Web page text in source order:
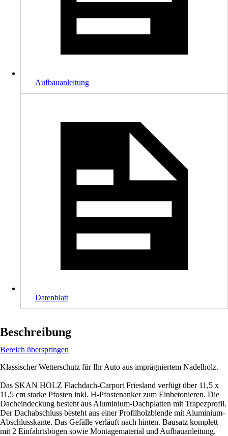
Aufbauanleitung
Datenblatt
Beschreibung
Bereich überspringen
Klassischer Wetterschutz für Ihr Auto aus imprägniertem Nadelholz.
Das SKAN HOLZ Flachdach-Carport Friesland verfügt über 11,5 x
11,5 cm starke Pfosten inkl. H-Pfostenanker zum Einbetonieren. Die
Dacheindeckung besteht aus Aluminium-Dachplatten mit Trapezprofil.
Der Dachabschluss besteht aus einer Profilholzblende mit Aluminium-
Abschlusskante. Das Gefälle verläuft nach hinten. Bausatz komplett
mit 2 Einfahrtsbögen sowie Montagematerial und Aufbauanleitung.